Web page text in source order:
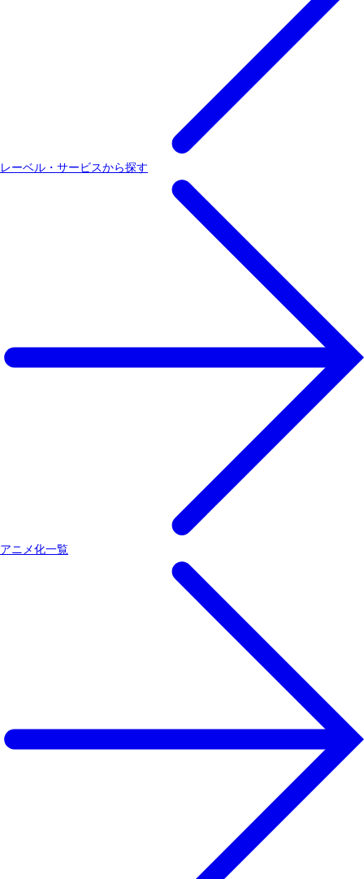
レーベル・サービスから探す
アニメ化一覧